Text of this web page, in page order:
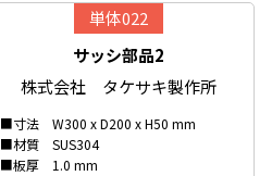
単体022
サッシ部品2
株式会社 タケサキ製作所
■寸法 W300 x D200 x H50 mm
■材質 SUS304
■板厚 1.0 mm